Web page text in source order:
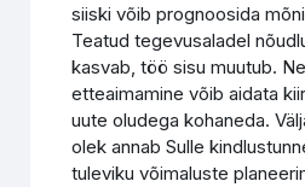
siiski võib prognoosida
Teatud tegevusaladel
kasvab, töö sisu muutub.
etteaimamine võib aidata
uute oludega kohaneda.
olek annab Sulle
tuleviku võimaluste